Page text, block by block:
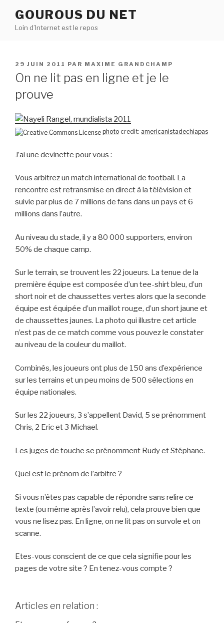
contenu
GOUROUS DU NET
Loin d’Internet est le repos
PUBLIÉ
LE
29 JUIN 2011 PAR MAXIME GRANDCHAMP
On ne lit pas en ligne et je le
prouve
photo credit: americanistadechiapas
J’ai une devinette pour vous :
Vous arbitrez un match international de football. La
rencontre est retransmise en direct à la télévision et
suivie par plus de 7 millions de fans dans un pays et 6
millions dans l’autre.
Au niveau du stade, il y a 80 000 supporters, environ
50% de chaque camp.
Sur le terrain, se trouvent les 22 joueurs. La tenue de la
première équipe est composée d’un tee-shirt bleu, d’un
short noir et de chaussettes vertes alors que la seconde
équipe est équipée d’un maillot rouge, d’un short jaune et
de chaussettes jaunes. La photo qui illustre cet article
n’est pas de ce match comme vous pouvez le constater
au niveau de la couleur du maillot.
Combinés, les joueurs ont plus de 150 ans d’expérience
sur les terrains et un peu moins de 500 sélections en
équipe nationales.
Sur les 22 joueurs, 3 s’appellent David, 5 se prénomment
Chris, 2 Eric et 3 Michael.
Les juges de touche se prénomment Rudy et Stéphane.
Quel est le prénom de l’arbitre ?
Si vous n’êtes pas capable de répondre sans relire ce
texte (ou même après l’avoir relu), cela prouve bien que
vous ne lisez pas. En ligne, on ne lit pas on survole et on
scanne.
Etes-vous conscient de ce que cela signifie pour les
pages de votre site ? En tenez-vous compte ?
Articles en relation :